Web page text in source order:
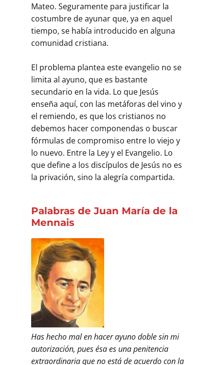
Mateo. Seguramente para justificar la
costumbre de ayunar que, ya en aquel
tiempo, se había introducido en alguna
comunidad cristiana.
El problema plantea este evangelio no se
limita al ayuno, que es bastante
secundario en la vida. Lo que Jesús
enseña aquí, con las metáforas del vino y
el remiendo, es que los cristianos no
debemos hacer componendas o buscar
fórmulas de compromiso entre lo viejo y
lo nuevo. Entre la Ley y el Evangelio. Lo
que define a los discípulos de Jesús no es
la privación, sino la alegría compartida.
Palabras de Juan María de la
Mennais
Has hecho mal en hacer ayuno doble sin mi
autori­zación, pues ésa es una penitencia
extraordinaria que no está de acuerdo con la